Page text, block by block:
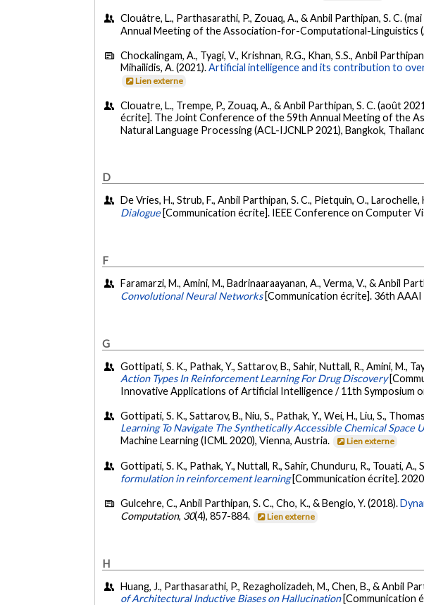
Clouâtre, L., Parthasarathi, P., Zouaq, A., & Anbil Parthipan, S. C.
Annual Meeting of the Association-for-Computational-Linguistics
Chockalingam, A., Tyagi, V., Krishnan, R.G., Khan, S.S., Anbil
Mihailidis, A. (2021).Artificial intelligence and its contribution to
Lien externe
Clouatre, L., Trempe, P., Zouaq, A., & Anbil Parthipan, S. C. (août
écrite]. The Joint Conference of the 59th Annual Meeting of the
Natural Language Processing (ACL-IJCNLP 2021), Bangkok,
D
De Vries, H., Strub, F., Anbil Parthipan, S. C., Pietquin, O.,
Dialogue [Communication écrite]. IEEE Conference on Computer
F
Faramarzi, M., Amini, M., Badrinaaraayanan, A., Verma, V., & Anbil
Convolutional Neural Networks [Communication écrite]. 36th
G
Gottipati, S. K., Pathak, Y., Sattarov, B., Sahir, Nuttall, R., Amini, M.,
Action Types In Reinforcement Learning For Drug Discovery
Innovative Applications of Artificial Intelligence / 11th Symposium
Gottipati, S. K., Sattarov, B., Niu, S., Pathak, Y., Wei, H., Liu, S.,
Learning To Navigate The Synthetically Accessible Chemical Space
Machine Learning (ICML 2020), Vienna, Austria.
Lien externe
Gottipati, S. K., Pathak, Y., Nuttall, R., Sahir, Chunduru, R., Touati, A.,
formulation in reinforcement learning [Communication écrite].
Gulcehre, C., Anbil Parthipan, S. C., Cho, K., & Bengio, Y. (2018).
Computation, 30(4), 857-884. Lien externe
H
Huang, J., Parthasarathi, P., Rezagholizadeh, M., Chen, B., & Anbil
of Architectural Inductive Biases on Hallucination [Communication